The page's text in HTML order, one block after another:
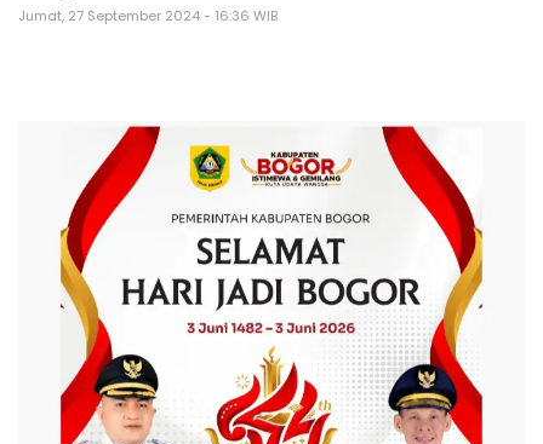
Jumat, 27 September 2024 - 16:36 WIB